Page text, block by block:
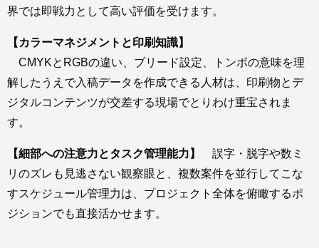
界では即戦力として高い評価を受けます。
【カラーマネジメントと印刷知識】
CMYKとRGBの違い、ブリード設定、トンボの意味を理
解したうえで入稿データを作成できる人材は、印刷物とデ
ジタルコンテンツが交差する現場でとりわけ重宝されま
す。
【細部への注意力とタスク管理能力】
誤字・脱字や数ミ
リのズレも見逃さない観察眼と、複数案件を並行してこな
すスケジュール管理力は、プロジェクト全体を俯瞰するポ
ジションでも直接活かせます。